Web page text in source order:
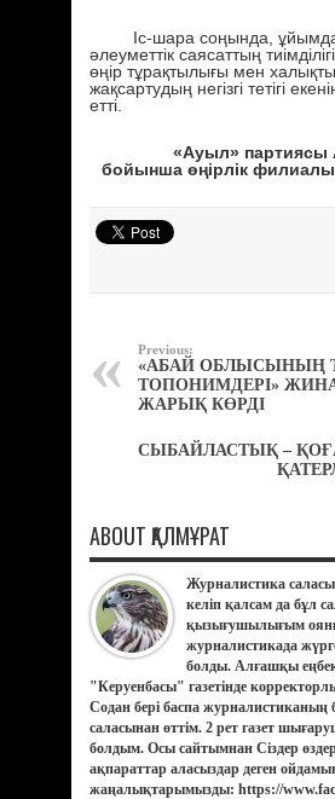
Іс-шара соңында,
әлеуметтік саясаттың
өңір тұрақтылығы мен
жақсартудың негізгі тетігі
етті.
«Ауыл»
бойынша өңірлік
Previous:
«АБАЙ ОБЛЫСЫНЫҢ
ТОПОНИМДЕРІ»
ЖАРЫҚ КӨРДІ
СЫБАЙЛАСТЫҚ –
ABOUT ҚАЛМҰРАТ
Журналистика
келіп қалсам да бұл
қызығушылығым
журналистикада
болды. Алғашқы
"Керуенбасы" газетінде
Содан бері баспа журналистиканың
саласынан өттім. 2 рет газет
болдым. Осы сайтымнан Сіздер
ақпараттар аласыздар деген
жаңалықтарымызды: https://